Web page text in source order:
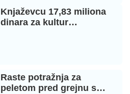
Knjaževcu 17,83 miliona
dinara za kultur…
Raste potražnja za
peletom pred grejnu s…